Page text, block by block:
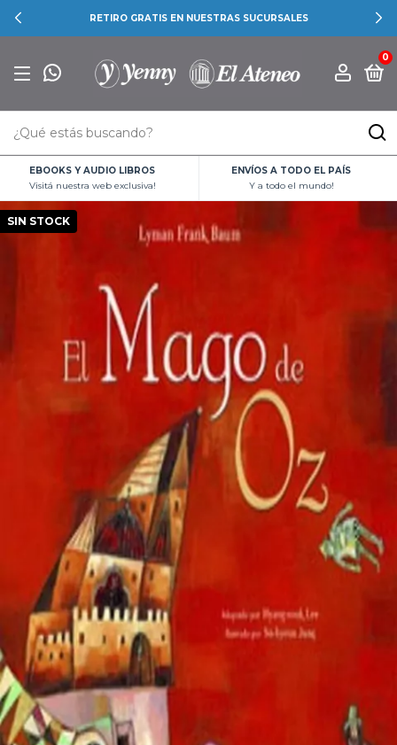
RETIRO GRATIS EN NUESTRAS SUCURSALES
0
EBOOKS Y AUDIO LIBROS
Visitá nuestra web exclusiva!
ENVÍOS A TODO EL PAÍS
Y a todo el mundo!
SIN STOCK